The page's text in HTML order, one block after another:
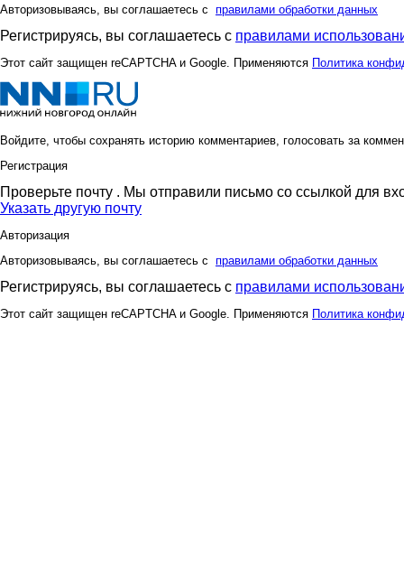
Авторизовываясь, вы соглашаетесь с правилами обработки данных
Регистрируясь, вы соглашаетесь с правилами
Этот сайт защищен reCAPTCHA и Google. Применяются Политика
Войдите, чтобы сохранять историю комментариев, голосовать за
Регистрация
Проверьте почту . Мы отправили письмо со ссылкой для
Указать другую почту
Авторизация
Авторизовываясь, вы соглашаетесь с правилами обработки данных
Регистрируясь, вы соглашаетесь с правилами
Этот сайт защищен reCAPTCHA и Google. Применяются Политика